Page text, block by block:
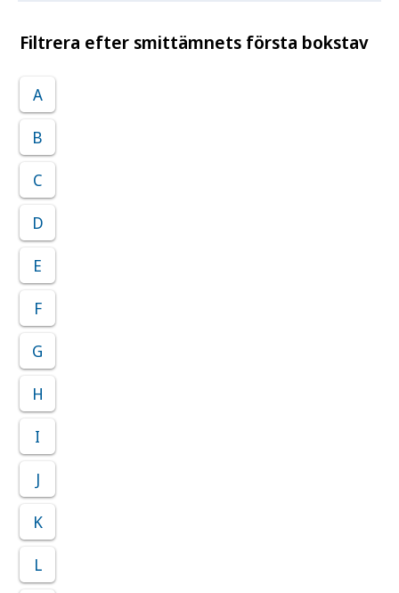
Filtrera efter smittämnets första bokstav
A
B
C
D
E
F
G
H
I
J
K
L